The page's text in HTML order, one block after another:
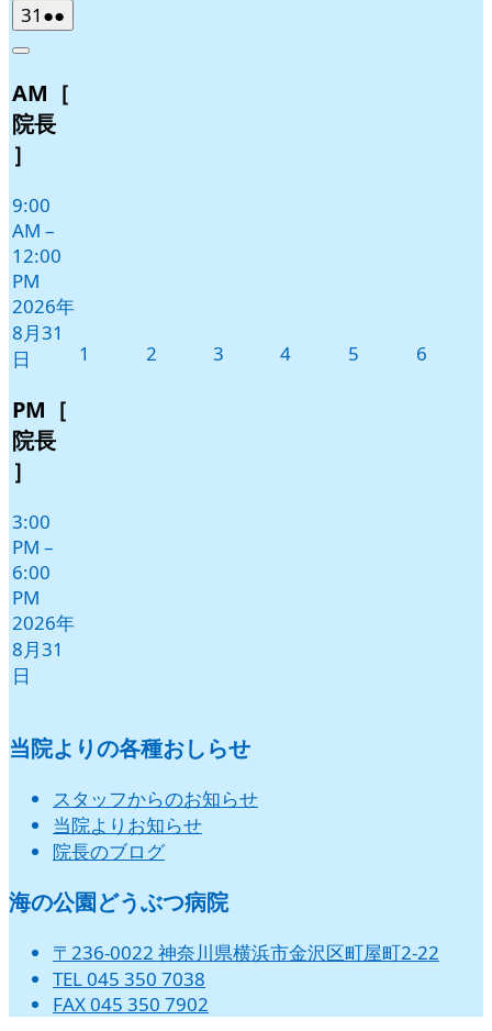
31 2026
年
月
31
日
●●
件
イ
Close
AM［
院長
］
9:00
AM –
12:00
PM
2026年
8月31
日
PM［
院長
］
3:00
PM –
6:00
PM
2026年
8月31
日
1 2 3 42026
5 6
当院よりの各種おしらせ
スタッフからのお知らせ
当院よりお知らせ
院長のブログ
海の公園どうぶつ病院
〒236-0022 神奈川県横浜市金沢区町屋町2-22
TEL 045 350 7038
FAX 045 350 7902